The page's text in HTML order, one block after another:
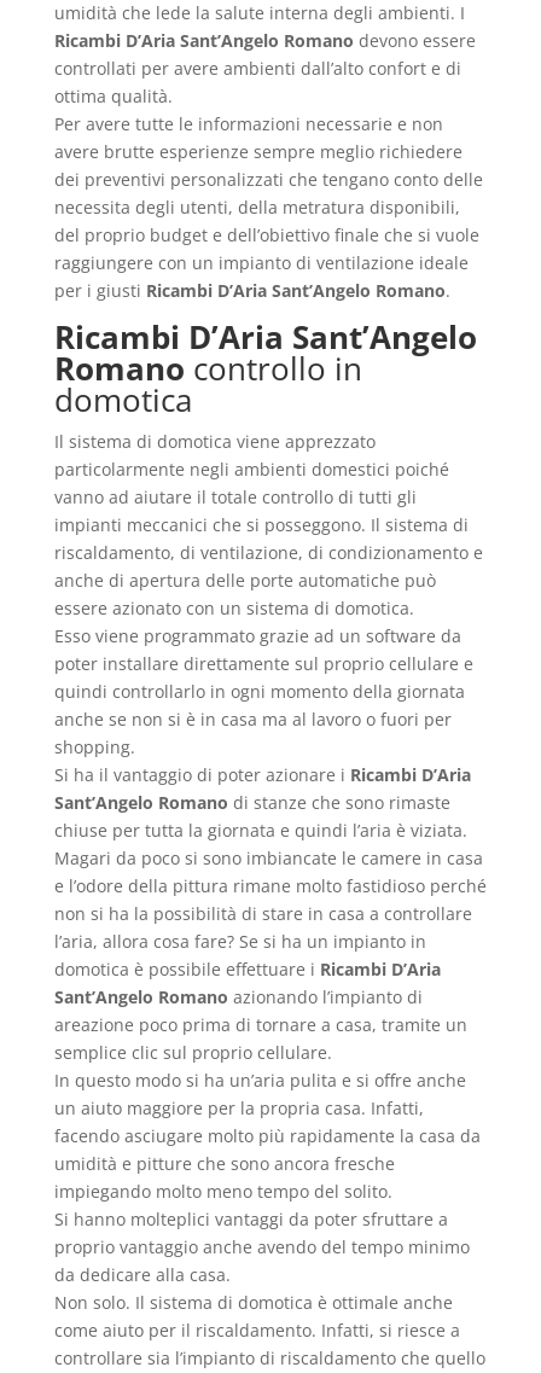
umidità che lede la salute interna degli ambienti. I
Ricambi D’Aria Sant’Angelo Romano devono essere
controllati per avere ambienti dall’alto confort e di
ottima qualità.
Per avere tutte le informazioni necessarie e non
avere brutte esperienze sempre meglio richiedere
dei preventivi personalizzati che tengano conto delle
necessita degli utenti, della metratura disponibili,
del proprio budget e dell’obiettivo finale che si vuole
raggiungere con un impianto di ventilazione ideale
per i giusti Ricambi D’Aria Sant’Angelo Romano.
Ricambi D’Aria Sant’Angelo
Romano controllo in
domotica
Il sistema di domotica viene apprezzato
particolarmente negli ambienti domestici poiché
vanno ad aiutare il totale controllo di tutti gli
impianti meccanici che si posseggono. Il sistema di
riscaldamento, di ventilazione, di condizionamento e
anche di apertura delle porte automatiche può
essere azionato con un sistema di domotica.
Esso viene programmato grazie ad un software da
poter installare direttamente sul proprio cellulare e
quindi controllarlo in ogni momento della giornata
anche se non si è in casa ma al lavoro o fuori per
shopping.
Si ha il vantaggio di poter azionare i Ricambi D’Aria
Sant’Angelo Romano di stanze che sono rimaste
chiuse per tutta la giornata e quindi l’aria è viziata.
Magari da poco si sono imbiancate le camere in casa
e l’odore della pittura rimane molto fastidioso perché
non si ha la possibilità di stare in casa a controllare
l’aria, allora cosa fare? Se si ha un impianto in
domotica è possibile effettuare i Ricambi D’Aria
Sant’Angelo Romano azionando l’impianto di
areazione poco prima di tornare a casa, tramite un
semplice clic sul proprio cellulare.
In questo modo si ha un’aria pulita e si offre anche
un aiuto maggiore per la propria casa. Infatti,
facendo asciugare molto più rapidamente la casa da
umidità e pitture che sono ancora fresche
impiegando molto meno tempo del solito.
Si hanno molteplici vantaggi da poter sfruttare a
proprio vantaggio anche avendo del tempo minimo
da dedicare alla casa.
Non solo. Il sistema di domotica è ottimale anche
come aiuto per il riscaldamento. Infatti, si riesce a
controllare sia l’impianto di riscaldamento che quello